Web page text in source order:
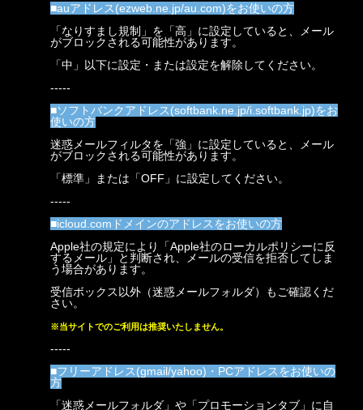
■auアドレス(ezweb.ne.jp/au.com)をお使いの方
「なりすまし規制」を「高」に設定していると、メール
がブロックされる可能性があります。
「中」以下に設定・または設定を解除してください。
-----
■ソフトバンクアドレス(softbank.ne.jp/i.softbank.jp)をお
使いの方
迷惑メールフィルタを「強」に設定していると、メール
がブロックされる可能性があります。
「標準」または「OFF」に設定してください。
-----
■icloud.comドメインのアドレスをお使いの方
Apple社の規定により「Apple社のローカルポリシーに反
するメール」と判断され、メールの受信を拒否してしま
う場合があります。
受信ボックス以外（迷惑メールフォルダ）もご確認くだ
さい。
※当サイトでのご利用は推奨いたしません。
-----
■フリーアドレス(gmail/yahoo)・PCアドレスをお使いの
方
「迷惑メールフォルダ」や「プロモーションタブ」に自